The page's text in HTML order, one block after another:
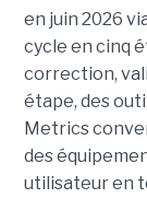
en juin 2026
cycle en cinq
correction,
étape, des
Metrics
des
utilisateur en